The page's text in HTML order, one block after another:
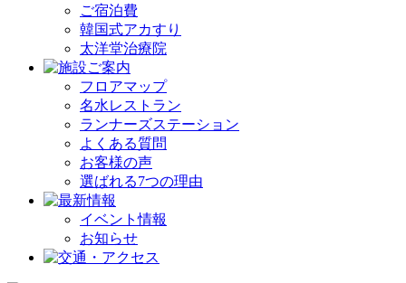
ご宿泊費
韓国式アカすり
太洋堂治療院
フロアマップ
名水レストラン
ランナーズステーション
よくある質問
お客様の声
選ばれる7つの理由
イベント情報
お知らせ